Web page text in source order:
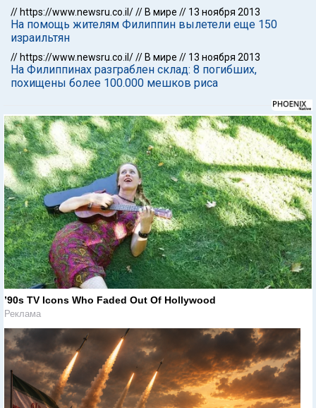
// https://www.newsru.co.il/// В мире // 13 ноября 2013
На помощь жителям Филиппин вылетели еще 150
израильтян
// https://www.newsru.co.il/// В мире // 13 ноября 2013
На Филиппинах разграблен склад: 8 погибших,
похищены более 100.000 мешков риса
’90s TV Icons Who Faded Out Of Hollywood
Реклама